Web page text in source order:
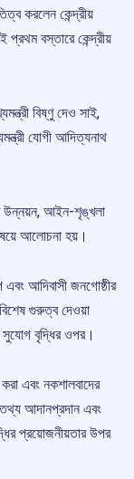
করলেন কেন্দ্রীয়
প্রথম বস্তারে কেন্দ্রীয়
বিষ্ণু দেও সাই,
যোগী আদিত্যনাথ
উন্নয়ন, আইন-শৃঙ্খলা
আলোচনা হয়।
আদিবাসী জনগোষ্ঠীর
গুরুত্ব দেওয়া
সুযোগ বৃদ্ধির ওপর।
এবং নকশালবাদের
তথ্য আদানপ্রদান এবং
প্রয়োজনীয়তার উপর